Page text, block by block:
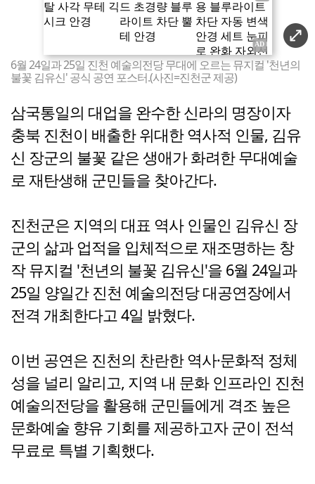
6월 24일과 25일 진천 예술의전당 무대에 오르는 뮤지컬 '천년의
불꽃 김유신' 공식 공연 포스터.(사진=진천군 제공)
삼국통일의 대업을 완수한 신라의 명장이자
충북 진천이 배출한 위대한 역사적 인물, 김유
신 장군의 불꽃 같은 생애가 화려한 무대예술
로 재탄생해 군민들을 찾아간다.
진천군은 지역의 대표 역사 인물인 김유신 장
군의 삶과 업적을 입체적으로 재조명하는 창
작 뮤지컬 '천년의 불꽃 김유신'을 6월 24일과
25일 양일간 진천 예술의전당 대공연장에서
전격 개최한다고 4일 밝혔다.
이번 공연은 진천의 찬란한 역사·문화적 정체
성을 널리 알리고, 지역 내 문화 인프라인 진천
예술의전당을 활용해 군민들에게 격조 높은
문화예술 향유 기회를 제공하고자 군이 전석
무료로 특별 기획했다.